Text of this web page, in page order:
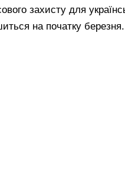
захисту для
на початку березня.